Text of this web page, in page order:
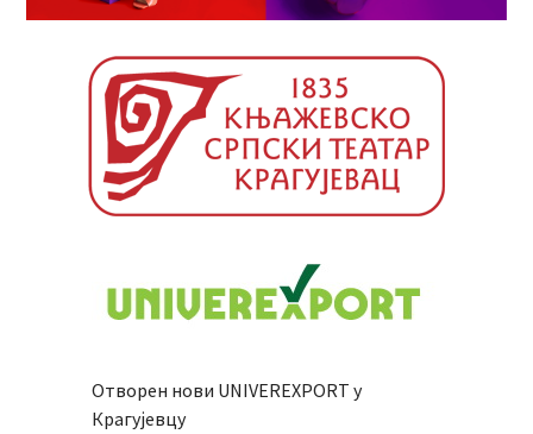
Отворен нови UNIVEREXPORT у
Крагујевцу